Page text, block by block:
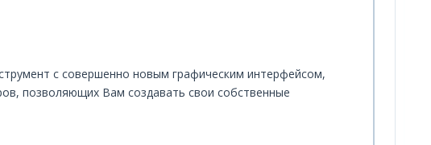
с совершенно новым графическим интерфейсом,
позволяющих Вам создавать свои собственные